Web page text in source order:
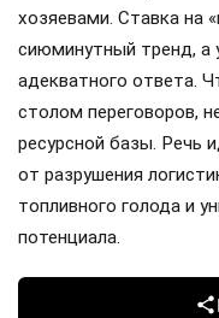
хозяевами. Ставка на
сиюминутный тренд, а
адекватного ответа.
столом переговоров,
ресурсной базы. Речь
от разрушения
топливного голода и
потенциала.